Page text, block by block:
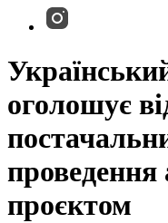
оголошує
проведення
проєктом